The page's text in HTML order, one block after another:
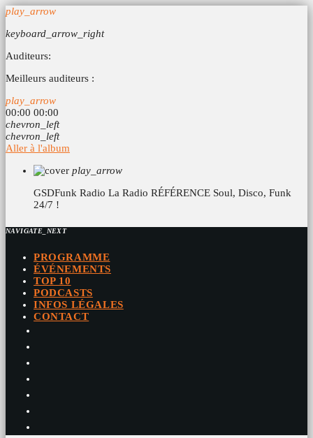
play_arrow
keyboard_arrow_right
Auditeurs:
Meilleurs auditeurs :
play_arrow
00:00 00:00
chevron_left
chevron_left
Aller à l'album
play_arrow
GSDFunk Radio La Radio RÉFÉRENCE Soul, Disco, Funk
24/7 !
NAVIGATE_NEXT
PROGRAMME
ÉVÉNEMENTS
TOP 10
PODCASTS
INFOS LÉGALES
CONTACT